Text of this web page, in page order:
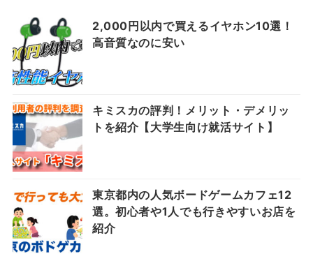
2,000円以内で買えるイヤホン10選！
高音質なのに安い
キミスカの評判！メリット・デメリッ
トを紹介【大学生向け就活サイト】
東京都内の人気ボードゲームカフェ12
選。初心者や1人でも行きやすいお店を
紹介